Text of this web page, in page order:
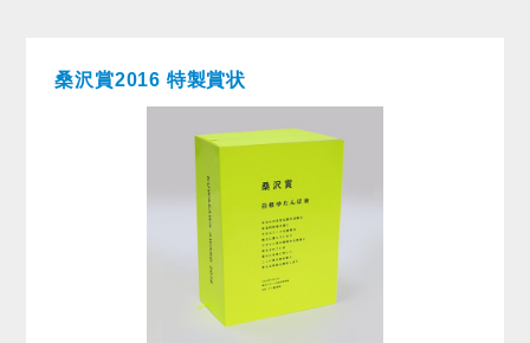
桑沢賞2016 特製賞状